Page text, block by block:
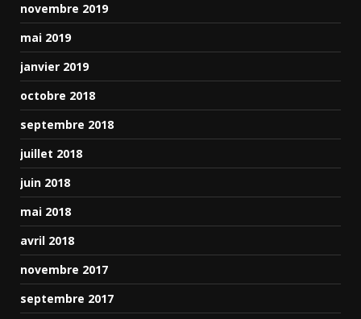
novembre 2019
mai 2019
janvier 2019
octobre 2018
septembre 2018
juillet 2018
juin 2018
mai 2018
avril 2018
novembre 2017
septembre 2017